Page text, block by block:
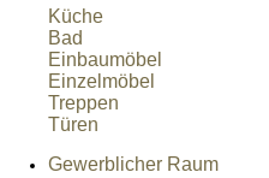
Küche
Bad
Einbaumöbel
Einzelmöbel
Treppen
Türen
Gewerblicher Raum